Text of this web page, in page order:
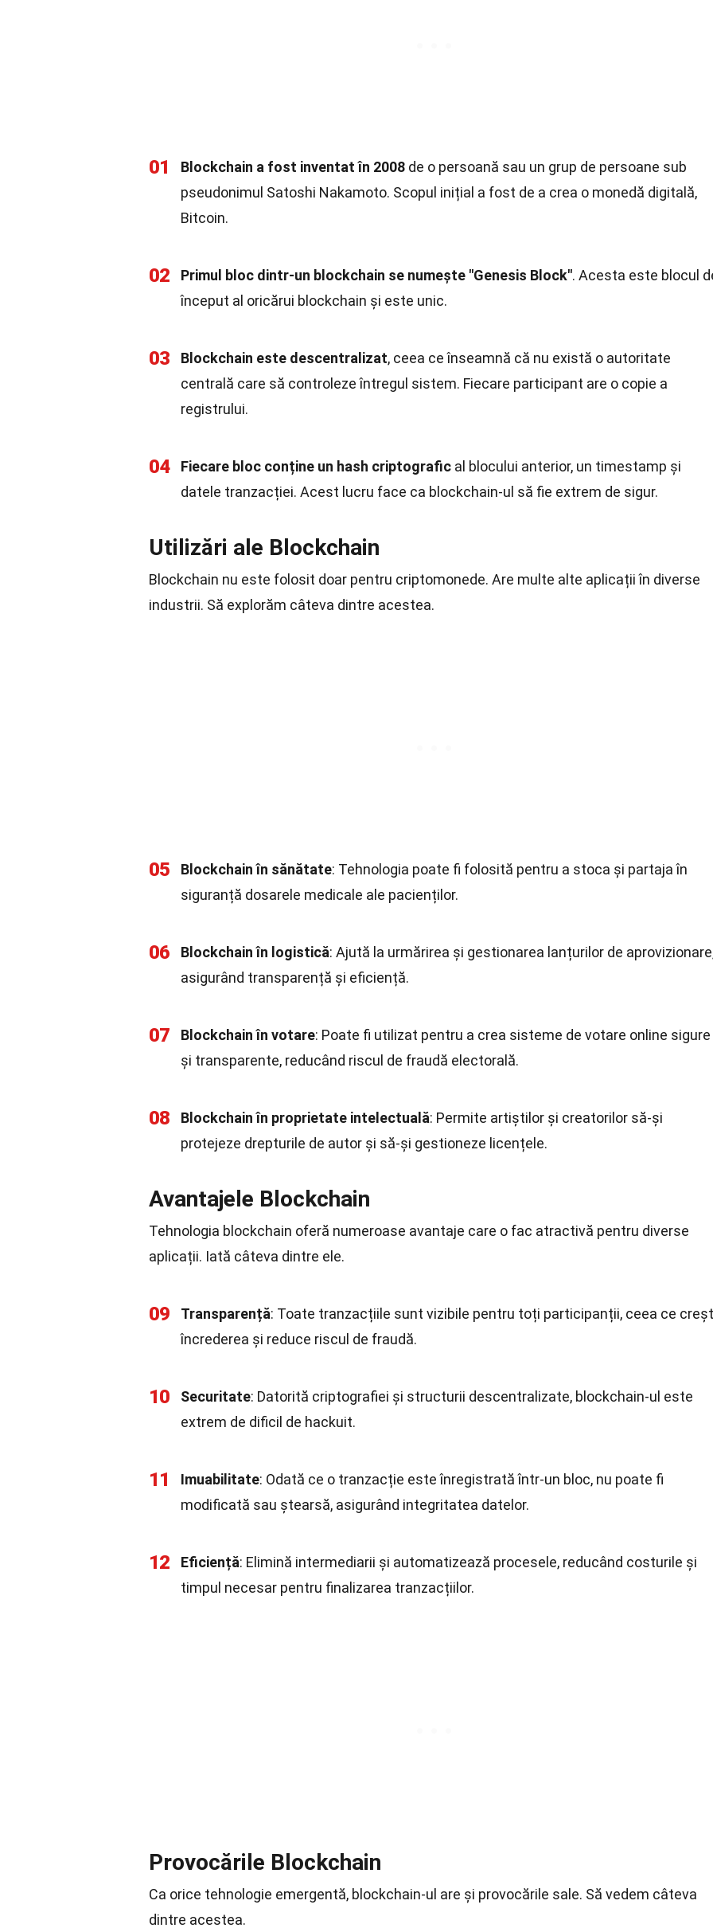
01 Blockchain a fost inventat în 2008 de o persoană sau un grup de persoane sub
pseudonimul Satoshi Nakamoto. Scopul inițial a fost de a crea o monedă digitală,
Bitcoin.
02 Primul bloc dintr-un blockchain se numește "Genesis Block". Acesta este blocul
început al oricărui blockchain și este unic.
03 Blockchain este descentralizat, ceea ce înseamnă că nu există o autoritate
centrală care să controleze întregul sistem. Fiecare participant are o copie a
registrului.
04 Fiecare bloc conține un hash criptografic al blocului anterior, un timestamp și
datele tranzacției. Acest lucru face ca blockchain-ul să fie extrem de sigur.
Utilizări ale Blockchain
Blockchain nu este folosit doar pentru criptomonede. Are multe alte aplicații în diverse
industrii. Să explorăm câteva dintre acestea.
05 Blockchain în sănătate: Tehnologia poate fi folosită pentru a stoca și partaja în
siguranță dosarele medicale ale pacienților.
06 Blockchain în logistică: Ajută la urmărirea și gestionarea lanțurilor de
asigurând transparență și eficiență.
07 Blockchain în votare: Poate fi utilizat pentru a crea sisteme de votare online sigure
și transparente, reducând riscul de fraudă electorală.
08 Blockchain în proprietate intelectuală: Permite artiștilor și creatorilor să-și
protejeze drepturile de autor și să-și gestioneze licențele.
Avantajele Blockchain
Tehnologia blockchain oferă numeroase avantaje care o fac atractivă pentru diverse
aplicații. Iată câteva dintre ele.
09 Transparență: Toate tranzacțiile sunt vizibile pentru toți participanții, ceea ce
încrederea și reduce riscul de fraudă.
10 Securitate: Datorită criptografiei și structurii descentralizate, blockchain-ul este
extrem de dificil de hackuit.
11 Imuabilitate: Odată ce o tranzacție este înregistrată într-un bloc, nu poate fi
modificată sau ștearsă, asigurând integritatea datelor.
12 Eficiență: Elimină intermediarii și automatizează procesele, reducând costurile și
timpul necesar pentru finalizarea tranzacțiilor.
Provocările Blockchain
Ca orice tehnologie emergentă, blockchain-ul are și provocările sale. Să vedem câteva
dintre acestea.